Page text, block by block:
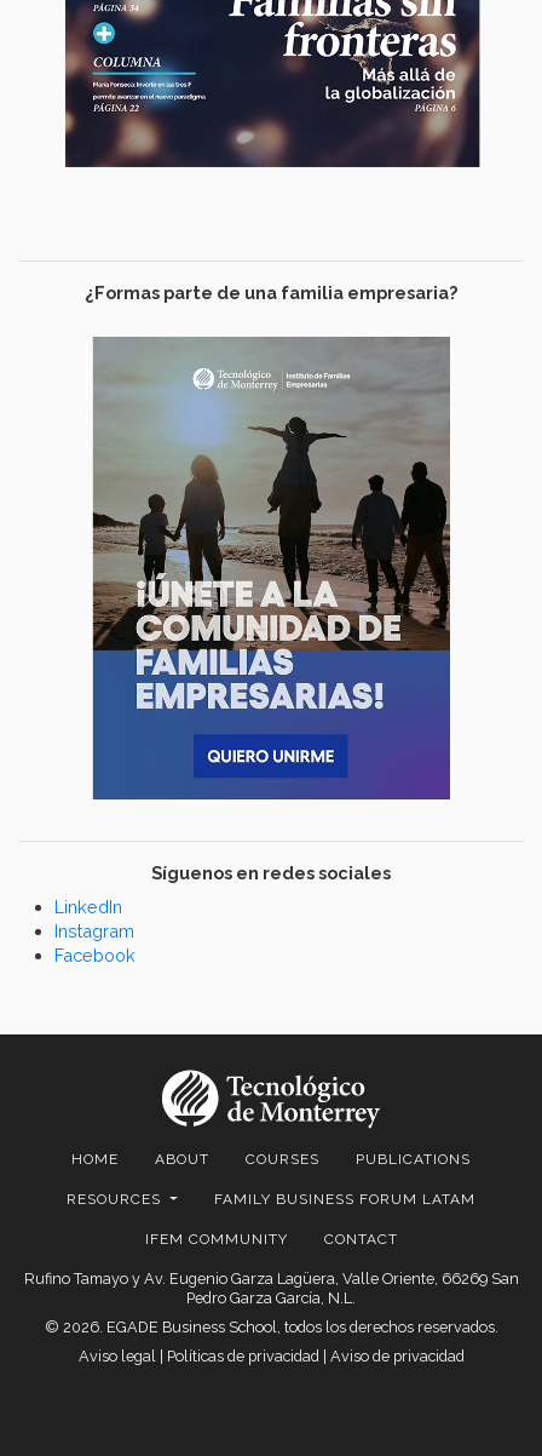
¿Formas parte de una familia empresaria?
Síguenos en redes sociales
LinkedIn
Instagram
Facebook
HOME ABOUT COURSES PUBLICATIONS
RESOURCES FAMILY BUSINESS FORUM LATAM
IFEM COMMUNITY CONTACT
Rufino Tamayo y Av. Eugenio Garza Lagüera, Valle Oriente, 66269 San
Pedro Garza García, N.L.
© 2026. EGADE Business School, todos los derechos reservados.
Aviso legal| Políticas de privacidad| Aviso de privacidad